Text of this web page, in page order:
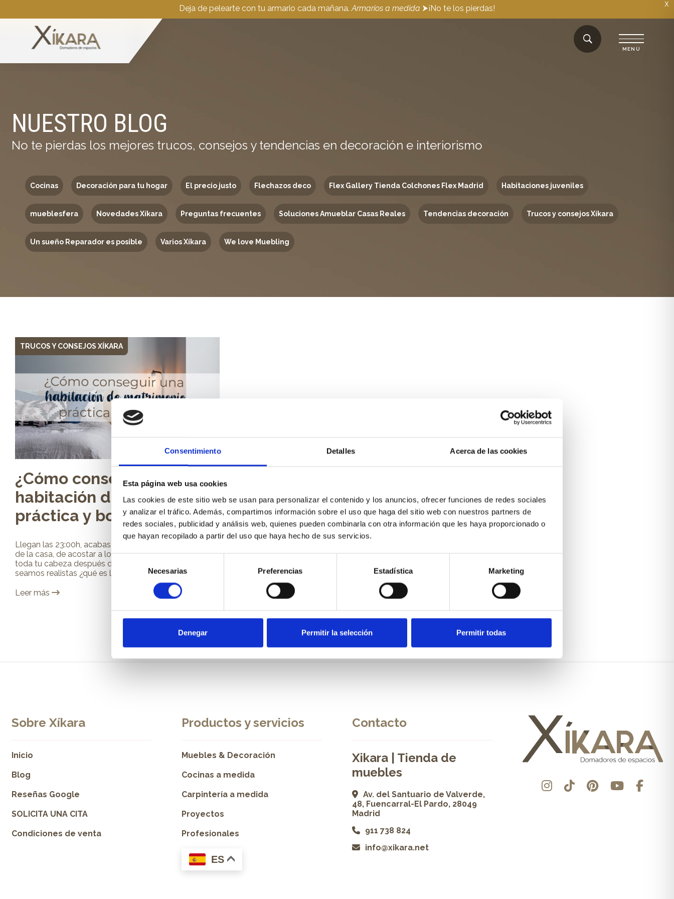
Consentimiento Detalles Acerca de las cookies
Esta página web usa cookies
Las cookies de este sitio web se usan para personalizar el contenido y los anuncios, ofrecer funciones de redes sociales
y analizar el tráfico. Además, compartimos información sobre el uso que haga del sitio web con nuestros partners de
redes sociales, publicidad y análisis web, quienes pueden combinarla con otra información que les haya proporcionado o
que hayan recopilado a partir del uso que haya hecho de sus servicios.
consentimiento
Necesarias Preferencias Estadística Marketing
Denegar Permitir la selección Permitir todas
X
Deja de pelearte con tu armario cada mañana. Armarios a medida ⮞¡No te los pierdas!
NUESTRO BLOG
No te pierdas los mejores trucos, consejos y tendencias en decoración e interiorismo
Cocinas Decoración para tu hogar El precio justo Flechazos deco Flex Gallery Tienda Colchones Flex Madrid Habitaciones juveniles
mueblesfera Novedades Xíkara Preguntas frecuentes Soluciones Amueblar Casas Reales Tendencias decoración Trucos y consejos Xíkara
Un sueño Reparador es posible Varios Xíkara We love Muebling
TRUCOS Y CONSEJOS XÍKARA
¿Cómo conseguir una
habitación de matrimonio
práctica y bonita?
Llegan las 23:00h, acabas de terminar todas las tareas
de la casa, de acostar a los niños y de poner en orden
toda tu cabeza después de un largo día de trabajo. Y
seamos realistas ¿qué es lo que...
Leer más
Sobre Xíkara
Inicio
Blog
Reseñas Google
SOLICITA UNA CITA
Condiciones de venta
Productos y servicios
Muebles & Decoración
Cocinas a medida
Carpintería a medida
Proyectos
Profesionales
ES
Contacto
Xikara | Tienda de
muebles
Av. del Santuario de Valverde,
48, Fuencarral-El Pardo, 28049
Madrid
911 738 824
info@xikara.net